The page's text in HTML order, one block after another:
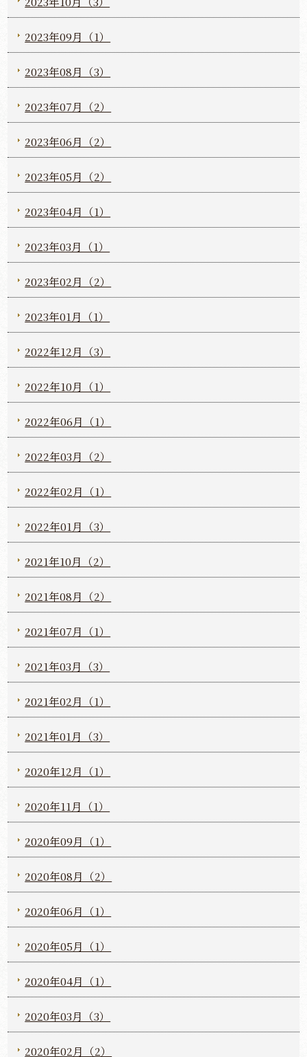
2023年09月（1）
2023年08月（3）
2023年07月（2）
2023年06月（2）
2023年05月（2）
2023年04月（1）
2023年03月（1）
2023年02月（2）
2023年01月（1）
2022年12月（3）
2022年10月（1）
2022年06月（1）
2022年03月（2）
2022年02月（1）
2022年01月（3）
2021年10月（2）
2021年08月（2）
2021年07月（1）
2021年03月（3）
2021年02月（1）
2021年01月（3）
2020年12月（1）
2020年11月（1）
2020年09月（1）
2020年08月（2）
2020年06月（1）
2020年05月（1）
2020年04月（1）
2020年03月（3）
2020年02月（2）